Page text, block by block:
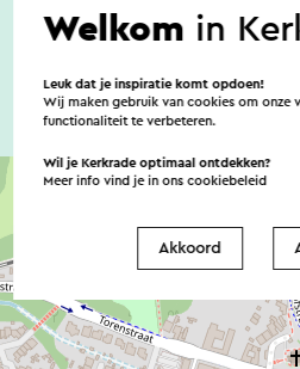
Welkom in
Leuk dat je inspiratie komt opdoen!
Wij maken gebruik van cookies om onze
functionaliteit te verbeteren.
Wil je Kerkrade optimaal ontdekken?
Meer info vind je in onscookiebeleid
Akkoord